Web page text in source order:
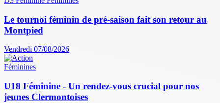
Le tournoi féminin de pré-saison fait son retour au
Montpied
Vendredi 07/08/2026
Féminines
U18 Féminine - Un rendez-vous crucial pour nos
jeunes Clermontoises